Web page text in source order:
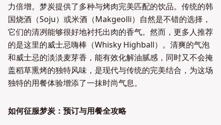
力倍增。梦炭提供了多种与烤肉完美匹配的饮品。传统的韩
国烧酒（Soju）或米酒（Makgeolli）自然是不错的选择，
它们的清冽能够很好地衬托出肉的香气。然而，更多人推荐
的是这里的威士忌嗨棒（Whisky Highball）。清爽的气泡
和威士忌的淡淡麦芽香，能有效化解油腻感，同时又不会掩
盖稻草熏烤的独特风味，是现代与传统的完美结合，为这场
独特的用餐体验增添了一抹时尚气息。
如何征服梦炭：预订与用餐全攻略